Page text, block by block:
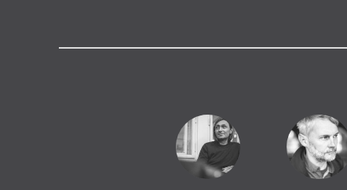
čtyř básnických sbírek:
(parasitenpresse, 2013),die
(kookbooks, 2019),
die
(kookbooks, 2023) a
Berichtigungen
(Corvinus